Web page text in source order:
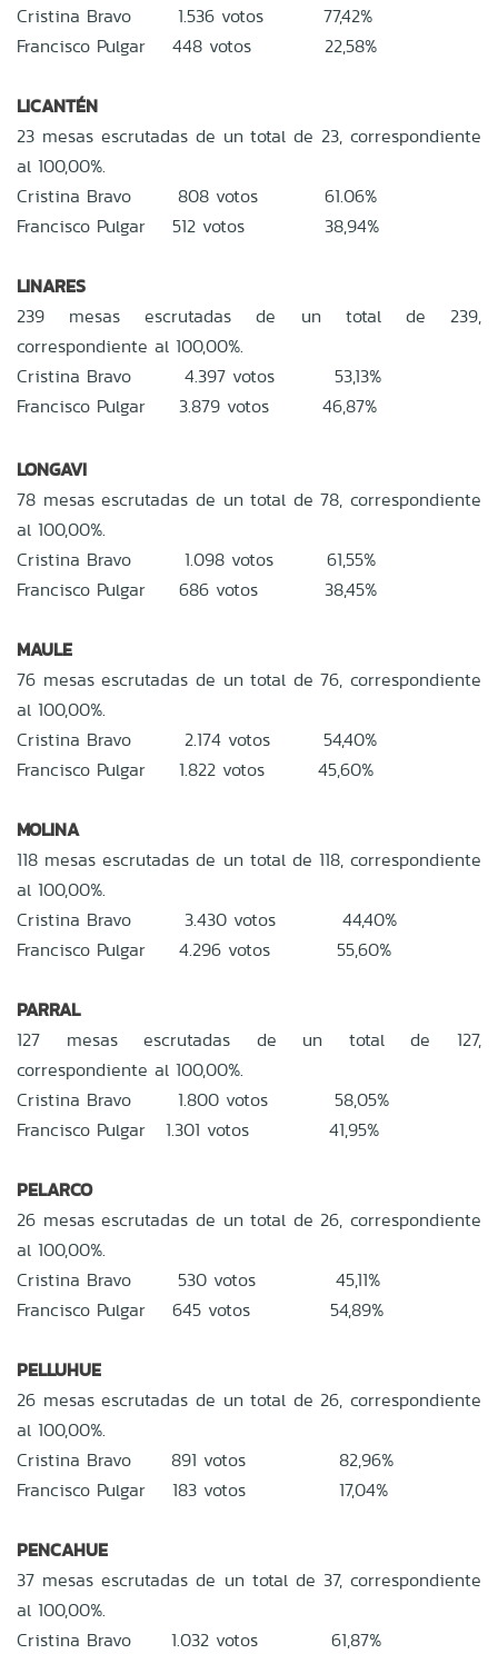
Cristina Bravo 1.536 votos 77,42%
Francisco Pulgar 448 votos 22,58%
LICANTÉN
23 mesas escrutadas de un total de 23, correspondiente
al 100,00%.
Cristina Bravo 808 votos 61.06%
Francisco Pulgar 512 votos 38,94%
LINARES
239 mesas escrutadas de un total de 239,
correspondiente al 100,00%.
Cristina Bravo 4.397 votos 53,13%
Francisco Pulgar 3.879 votos 46,87%
LONGAVI
78 mesas escrutadas de un total de 78, correspondiente
al 100,00%.
Cristina Bravo 1.098 votos 61,55%
Francisco Pulgar 686 votos 38,45%
MAULE
76 mesas escrutadas de un total de 76, correspondiente
al 100,00%.
Cristina Bravo 2.174 votos 54,40%
Francisco Pulgar 1.822 votos 45,60%
MOLINA
118 mesas escrutadas de un total de 118, correspondiente
al 100,00%.
Cristina Bravo 3.430 votos 44,40%
Francisco Pulgar 4.296 votos 55,60%
PARRAL
127 mesas escrutadas de un total de 127,
correspondiente al 100,00%.
Cristina Bravo 1.800 votos 58,05%
Francisco Pulgar 1.301 votos 41,95%
PELARCO
26 mesas escrutadas de un total de 26, correspondiente
al 100,00%.
Cristina Bravo 530 votos 45,11%
Francisco Pulgar 645 votos 54,89%
PELLUHUE
26 mesas escrutadas de un total de 26, correspondiente
al 100,00%.
Cristina Bravo 891 votos 82,96%
Francisco Pulgar 183 votos 17,04%
PENCAHUE
37 mesas escrutadas de un total de 37, correspondiente
al 100,00%.
Cristina Bravo 1.032 votos 61,87%